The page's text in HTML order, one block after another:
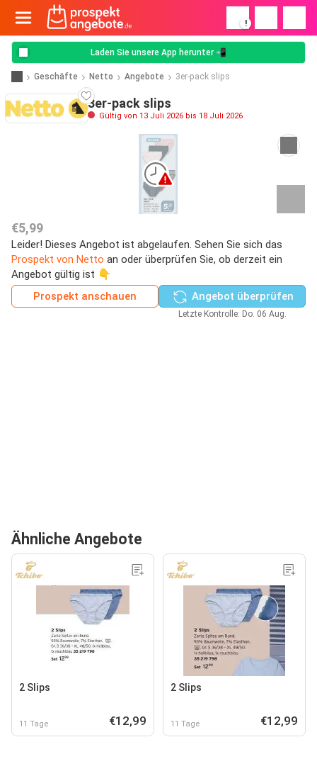
!
Laden Sie unsere App herunter 📲
Geschäfte Netto Angebote 3er-pack slips
3er-pack slips
Gültig von 13 Juli 2026 bis 18 Juli 2026
€5,99
Leider! Dieses Angebot ist abgelaufen. Sehen Sie sich das
Prospekt von Netto an oder überprüfen Sie, ob derzeit ein
Angebot gültig ist 👇
Prospekt anschauen
Angebot überprüfen
Letzte Kontrolle: Do. 06 Aug.
Ähnliche Angebote
2 Slips
11 Tage €12,99
2 Slips
11 Tage €12,99